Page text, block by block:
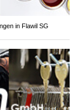
in Flawil SG